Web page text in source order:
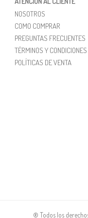
NOSOTROS
COMO COMPRAR
PREGUNTAS FRECUENTES
TÉRMINOS Y CONDICIONES
POLÍTICAS DE VENTA
® Todos los